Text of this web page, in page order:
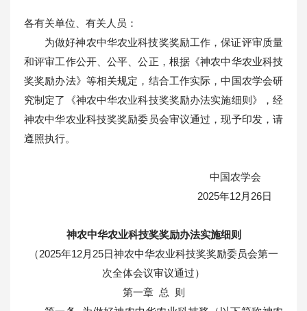
各有关单位、有关人员：
为做好神农中华农业科技奖奖励工作，保证评审质量
和评审工作公开、公平、公正，根据《神农中华农业科技
奖奖励办法》等相关规定，结合工作实际，中国农学会研
究制定了《神农中华农业科技奖奖励办法实施细则》，经
神农中华农业科技奖奖励委员会审议通过，现予印发，请
遵照执行。
中国农学会
2025年12月26日
神农中华农业科技奖奖励办法实施细则
（2025年12月25日神农中华农业科技奖奖励委员会第一
次全体会议审议通过）
第一章 总 则